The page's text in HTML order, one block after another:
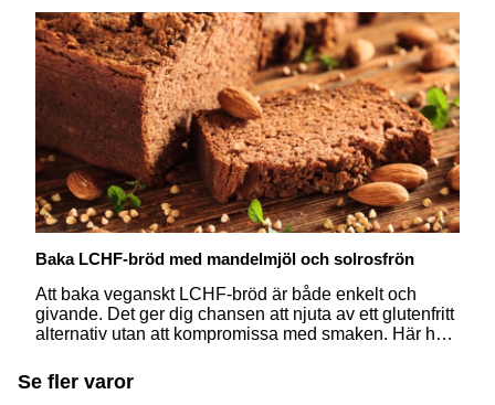
Baka LCHF-bröd med mandelmjöl och solrosfrön
Att baka veganskt LCHF-bröd är både enkelt och
givande. Det ger dig chansen att njuta av ett glutenfritt
alternativ utan att kompromissa med smaken. Här har
veganskt LCHF-bröd med mandelmjöl och solrosfrön.
Läs mer!
Se fler varor